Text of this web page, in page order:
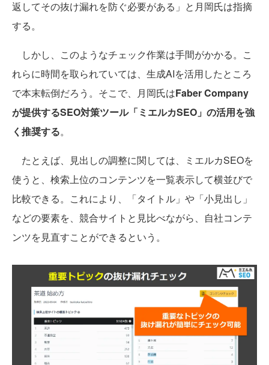
返してその抜け漏れを防ぐ必要がある」と月岡氏は指摘
する。
しかし、このようなチェック作業は手間がかかる。こ
れらに時間を取られていては、生成AIを活用したところ
で本末転倒だろう。そこで、月岡氏はFaber Company
が提供するSEO対策ツール「ミエルカSEO」の活用を強
く推奨する。
たとえば、見出しの調整に関しては、ミエルカSEOを
使うと、検索上位のコンテンツを一覧表示して横並びで
比較できる。これにより、「タイトル」や「小見出し」
などの要素を、競合サイトと見比べながら、自社コンテ
ンツを見直すことができるという。